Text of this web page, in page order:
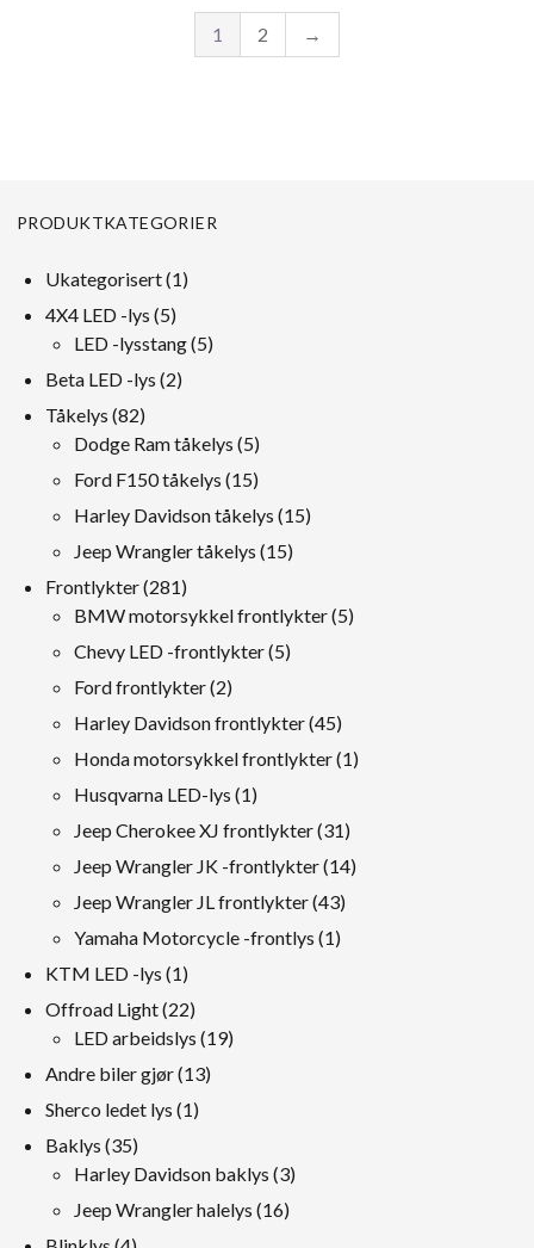
1 2 →
PRODUKTKATEGORIER
Ukategorisert 11
4X4 LED -lys 55
Produkter
LED -lysstang 55
Beta LED -lys 22
Tåkelys 8282
Produkter
Dodge Ram tåkelys 55
Produkter
Ford F150 tåkelys 1515
Produkter
Harley Davidson tåkelys 1515
Jeep Wrangler tåkelys 1515
Frontlykter 281281
Produkter
BMW motorsykkel frontlykter 55
Chevy LED -frontlykter 55
Ford frontlykter 22
Produkter
Harley Davidson frontlykter 4545
Produkter
Honda motorsykkel frontlykter 11
Husqvarna LED-lys 11
produkt
Jeep Cherokee XJ frontlykter 3131
Produkter
Jeep Wrangler JK -frontlykter 1414
Jeep Wrangler JL frontlykter 4343
Produkter
Yamaha Motorcycle -frontlys 11
KTM LED -lys 11
produkt
Offroad Light 2222
Produkter
LED arbeidslys 1919
Andre biler gjør 1313
Sherco ledet lys 11
Baklys 3535
Produkter
Harley Davidson baklys 33
Jeep Wrangler halelys 1616